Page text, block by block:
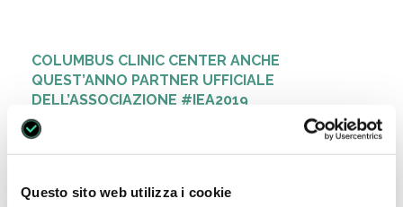
Questo sito web utilizza i cookie
COLUMBUS CLINIC CENTER ANCHE
QUEST’ANNO PARTNER UFFICIALE
DELL’ASSOCIAZIONE #IEA2019